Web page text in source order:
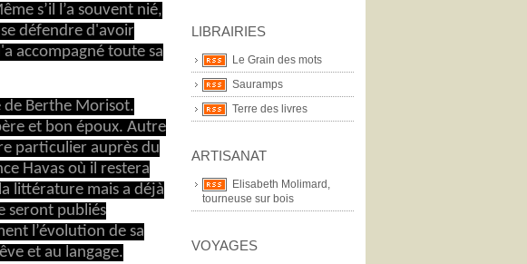
LIBRAIRIES
Le Grain des mots
Sauramps
Terre des livres
ARTISANAT
Elisabeth Molimard,
tourneuse sur bois
VOYAGES
s’il l’a souvent nié,
défendre d'avoir
accompagné toute sa
de Berthe Morisot.
et bon époux. Autre
particulier auprès du
Havas où il restera
littérature mais a déjà
seront publiés
l’évolution de sa
et au langage.